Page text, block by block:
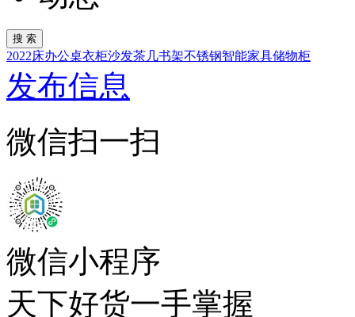
2022床办公桌衣柜沙发茶几书架不锈钢智能家具储物柜
发布信息
微信扫一扫
微信小程序
天下好货一手掌握